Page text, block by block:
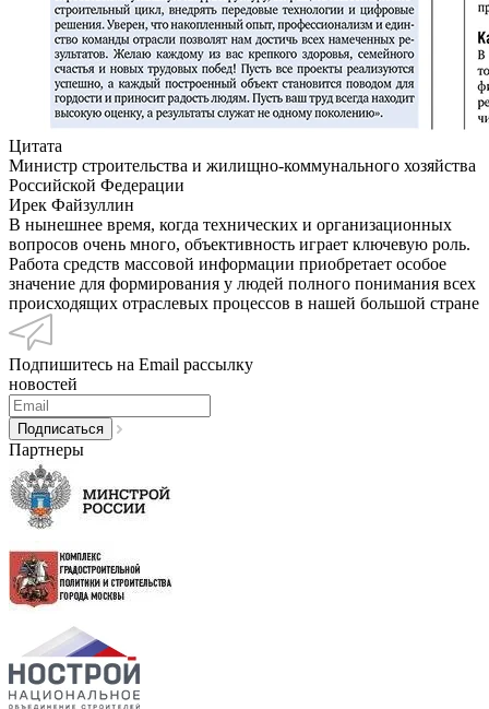
Цитата
Министр строительства и жилищно-коммунального хозяйства
Российской Федерации
Ирек Файзуллин
В нынешнее время, когда технических и организационных
вопросов очень много, объективность играет ключевую роль.
Работа средств массовой информации приобретает особое
значение для формирования у людей полного понимания всех
происходящих отраслевых процессов в нашей большой стране
Подпишитесь на Email рассылку
новостей
Партнеры